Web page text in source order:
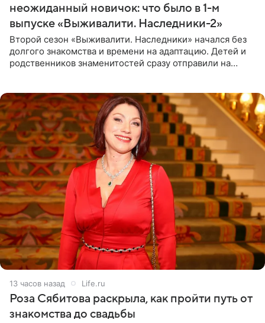
неожиданный новичок: что было в 1-м
выпуске «Выживалити. Наследники-2»
Второй сезон «Выживалити. Наследники» начался без
долгого знакомства и времени на адаптацию. Детей и
родственников знаменитостей сразу отправили на
13 часов назад Life.ru
Роза Сябитова раскрыла, как пройти путь от
знакомства до свадьбы